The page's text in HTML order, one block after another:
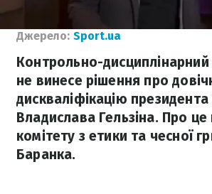
Джерело: Sport.ua
Контрольно-
не винесе рішення про
дискваліфікацію президента
Владислава Гельзіна. Про
комітету з етики та чесної
Баранка.